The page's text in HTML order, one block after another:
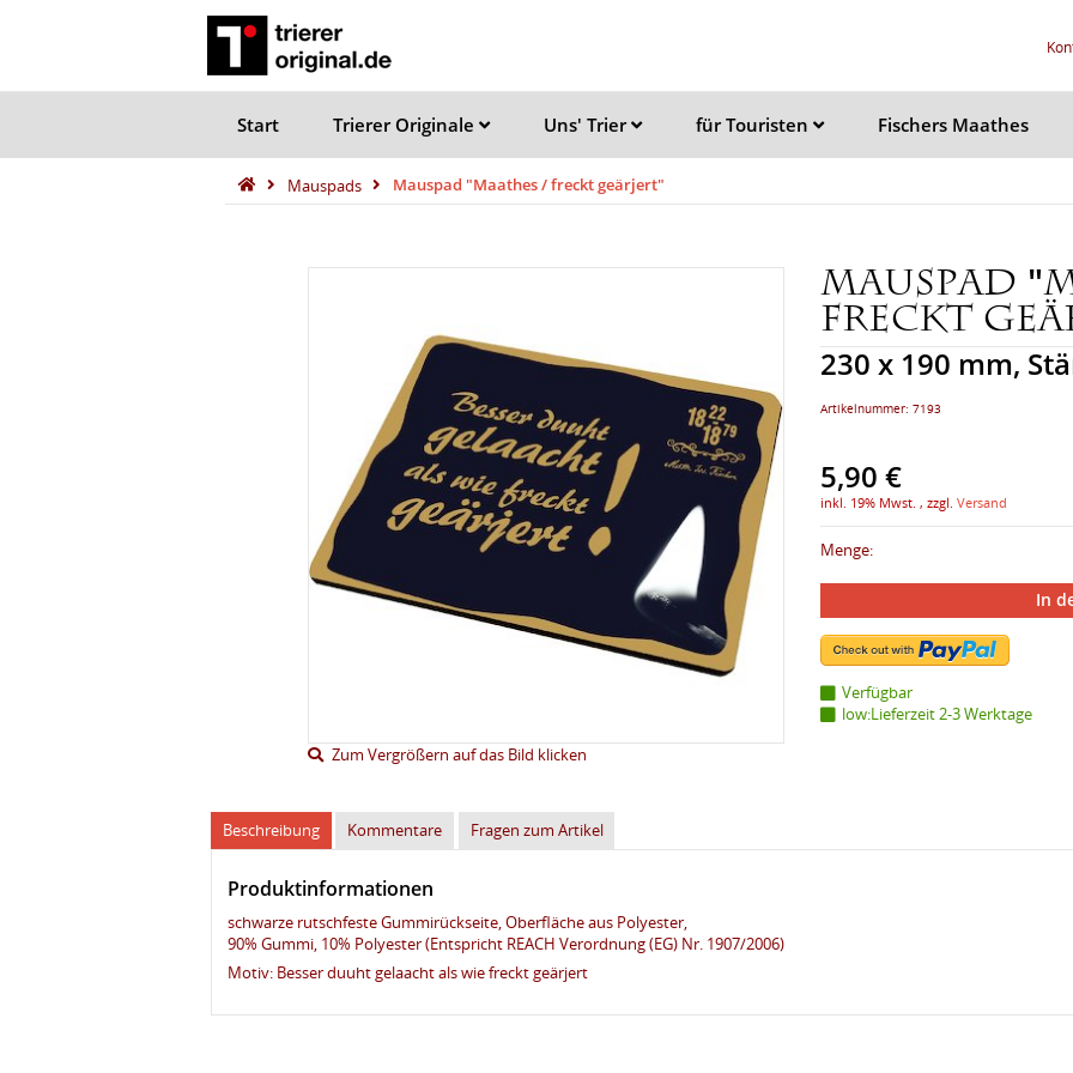
Start Trierer Originale Uns' Trier für Touristen Fischers Maathes
Mauspads Mauspad "Maathes / freckt geärjert"
Zum Vergrößern auf das Bild klicken
Mauspad
freckt
230 x 190 mm,
Artikelnummer: 7193
5,90 €
inkl. 19% Mwst. , zzgl. Versand
Menge:
In
Verfügbar
low:Lieferzeit 2-3 Werktage
Beschreibung Kommentare Fragen zum Artikel
Produktinformationen
schwarze rutschfeste Gummirückseite, Oberfläche aus Polyester,
90% Gummi, 10% Polyester (Entspricht REACH Verordnung (EG) Nr. 1907/2006)
Motiv: Besser duuht gelaacht als wie freckt geärjert